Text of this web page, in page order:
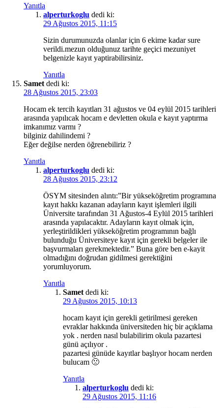
Yanıtla
alperturkoglu dedi ki:
29 Ağustos 2015, 11:15
Sizin durumunuzda olanlar için 6 ekime kadar sure
verildi.mezun olduğunuz tarihte geçici mezuniyet
belgenizle kayıt yaptirabilirsiniz.
Yanıtla
Samet dedi ki:
28 Ağustos 2015, 23:03
Hocam ek tercih kayıtları 31 ağustos ve 04 eylül 2015 tarihleri
arasında yapılıcak hocam e devletten okula e kayıt yaptırma
imkanımız varmı ?
bilginiz dahilindemi ?
Eğer değilse nerden öğrenebiliriz ?
Yanıtla
alperturkoglu dedi ki:
28 Ağustos 2015, 23:12
ÖSYM sitesinden alıntı:”Bir yükseköğretim programına
kayıt hakkı kazanan adayların kayıt işlemleri ilgili
Üniversite tarafından 31 Ağustos-4 Eylül 2015 tarihleri
arasında yapılacaktır. Adayların kayıt olmak için,
yerleştirildikleri yükseköğretim programının bağlı
bulunduğu Üniversiteye kayıt için gerekli belgeler ile
başvurmaları gerekmektedir.” Buna göre ben e-kayit
olmadığını doğrudan gidilmesi gerektiğini
yorumluyorum.
Yanıtla
Samet dedi ki:
29 Ağustos 2015, 10:13
hocam kayıt için gerekli getirilmesi gereken
evraklar hakkında üniversiteden hiç bir açıklama
yok . nerden nasıl bulabilirim okula pazartesi
günü açılıyor .
pazartesi günüde kayıtlar başlıyor hocam nerden
bulucam 🙁
Yanıtla
alperturkoglu dedi ki:
29 Ağustos 2015, 11:16